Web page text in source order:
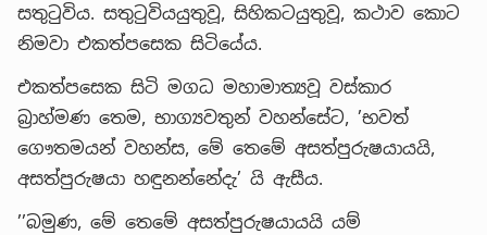
සතුටුවිය. සතුටුවියයුතුවූ, සිහිකටයුතුවූ, කථාව කොට
නිමවා එකත්පසෙක සිටියේය.
එකත්පසෙක සිටි මගධ මහාමාත්‍යවූ වස්කාර
බ්‍රාහ්මණ තෙම, භාග්‍යවතුන් වහන්සේට, ’භවත්
ගෞතමයන් වහන්ස, මේ තෙමේ අසත්පුරුෂයායයි,
අසත්පුරුෂයා හඳුනන්නේදැ’ යි ඇසීය.
’’බමුණ, මේ තෙමේ අසත්පුරුෂයායයි යම්